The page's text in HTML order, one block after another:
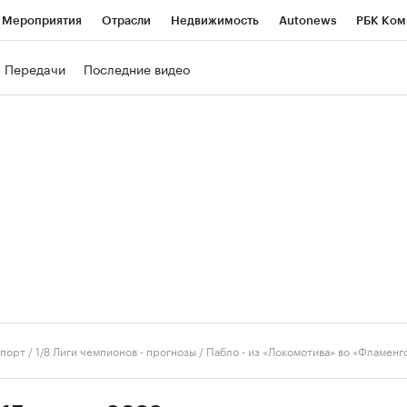
Мероприятия Отрасли Недвижимость Autonews РБК
Передачи Последние видео
/1/8 Лиги чемпионов - прогнозы / Пабло - из «Локомотива» во